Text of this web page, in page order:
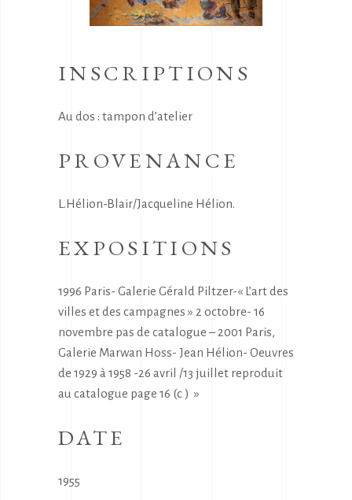
INSCRIPTIONS
Au dos : tampon d’atelier
PROVENANCE
L.Hélion-Blair/Jacqueline Hélion.
EXPOSITIONS
1996 Paris- Galerie Gérald Piltzer-« L’art des
villes et des campagnes » 2 octobre- 16
novembre pas de catalogue – 2001 Paris,
Galerie Marwan Hoss- Jean Hélion- Oeuvres
de 1929 à 1958 -26 avril /13 juillet reproduit
au catalogue page 16 (c ) »
DATE
1955